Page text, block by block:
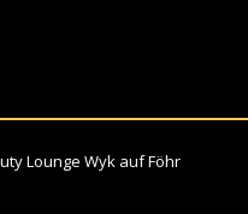
Lounge Wyk auf Föhr